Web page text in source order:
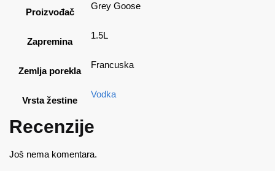
Proizvođač
Grey Goose
Zapremina
1.5L
Zemlja porekla
Francuska
Vrsta žestine
Vodka
Recenzije
Još nema komentara.